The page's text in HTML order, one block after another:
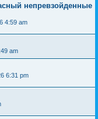
непревзойденные
4:59 am
am
6:31 pm